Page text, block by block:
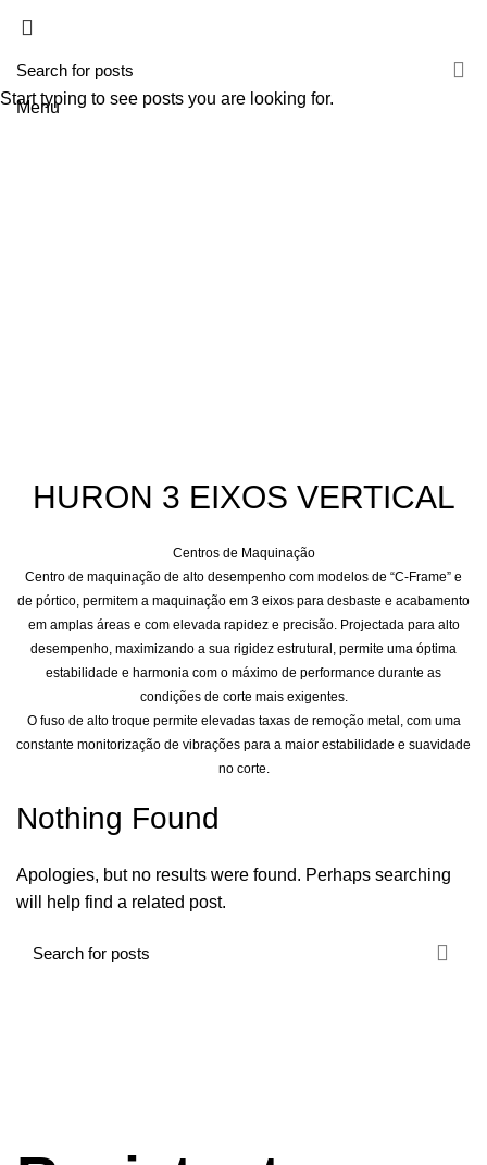
Menu
HURON 3 EIXOS VERTICAL
Centros de Maquinação
Centro de maquinação de alto desempenho com modelos de “C-Frame” e
de pórtico, permitem a maquinação em 3 eixos para desbaste e acabamento
em amplas áreas e com elevada rapidez e precisão. Projectada para alto
desempenho, maximizando a sua rigidez estrutural, permite uma óptima
estabilidade e harmonia com o máximo de performance durante as
condições de corte mais exigentes.
O fuso de alto troque permite elevadas taxas de remoção metal, com uma
constante monitorização de vibrações para a maior estabilidade e suavidade
no corte.
Nothing Found
Apologies, but no results were found. Perhaps searching
will help find a related post.
Start typing to see posts you are looking for.